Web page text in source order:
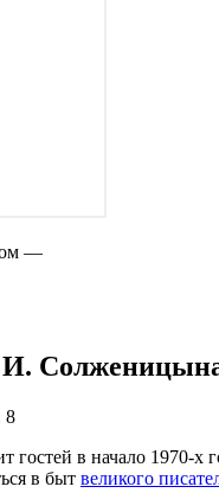
—
И.
8
в начало 1970‑х
в быт великого